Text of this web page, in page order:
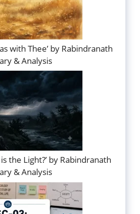
with Thee’ by Rabindranath
& Analysis
the Light?’ by Rabindranath
& Analysis